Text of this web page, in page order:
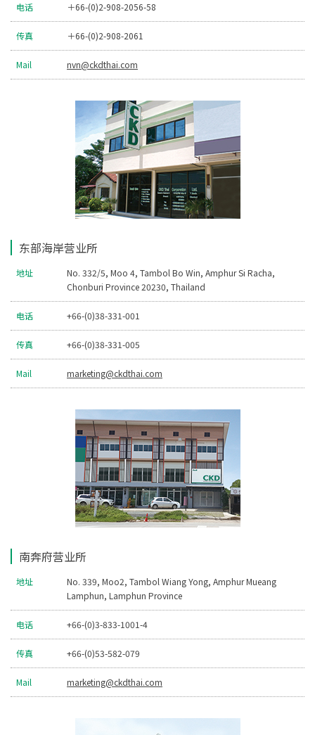
电话 ＋66-(0)2-908-2056-58
传真 ＋66-(0)2-908-2061
Mail nvn@ckdthai.com
东部海岸营业所
地址
No. 332/5, Moo 4, Tambol Bo Win, Amphur Si Racha,
Chonburi Province 20230, Thailand
电话 +66-(0)38-331-001
传真 +66-(0)38-331-005
Mail marketing@ckdthai.com
南奔府营业所
地址
No. 339, Moo2, Tambol Wiang Yong, Amphur Mueang
Lamphun, Lamphun Province
电话 +66-(0)3-833-1001-4
传真 +66-(0)53-582-079
Mail marketing@ckdthai.com